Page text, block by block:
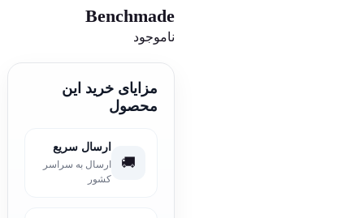
Benchmade
ناموجود
مزایای خرید این
محصول
🚚
ارسال سریع
ارسال به سراسر
کشور